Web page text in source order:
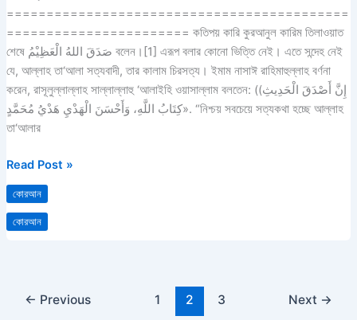
===========================================
======================= কতিপয় কারি কুরআনুল কারিম তিলাওয়াত
শেষে صَدَقَ اللهُ الْعَظِيْمُ বলেন।[1] এরূপ বলার কোনো ভিত্তি নেই। এতে সন্দেহ নেই
যে, আল্লাহ তা‘আলা সত্যবাদী, তার কালাম চিরসত্য। ইমাম নাসাঈ রাহিমাহুল্লাহ বর্ণনা
করেন, রাসূলুল্লাল্লাহ সাল্লাল্লাহু ‘আলাইহি ওয়াসাল্লাম বলতেন: ((إِنَّ أَصْدَقَ الْحَدِيثِ
كِتَابُ اللَّهِ، وَأَحْسَنَ الْهَدْيِ هَدْيُ مُحَمَّدٍ». “নিশ্চয় সবচেয়ে সত্যকথা হচ্ছে আল্লাহ
তা‘আলার
Read Post »
কোরআন
কোরআন
← Previous 1 2 3 Next →